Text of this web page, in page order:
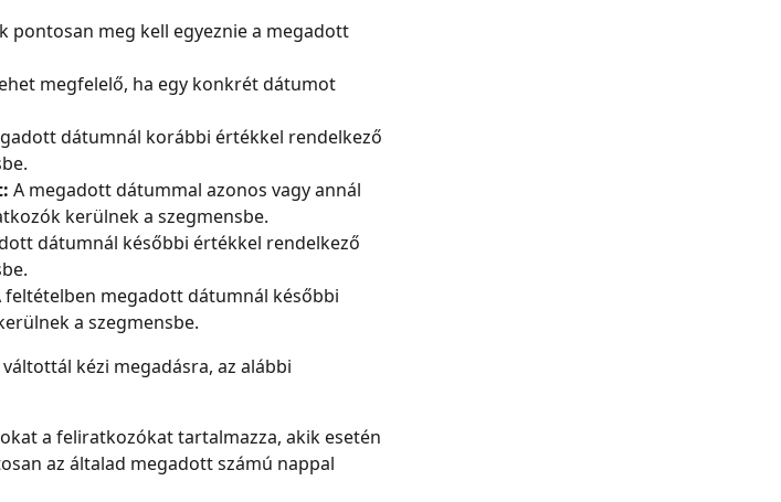
pontosan meg kell egyeznie a megadott
megfelelő, ha egy konkrét dátumot
dátumnál korábbi értékkel rendelkező
A megadott dátummal azonos vagy annál
kerülnek a szegmensbe.
dátumnál későbbi értékkel rendelkező
feltételben megadott dátumnál későbbi
a szegmensbe.
kézi megadásra, az alábbi
a feliratkozókat tartalmazza, akik esetén
az általad megadott számú nappal